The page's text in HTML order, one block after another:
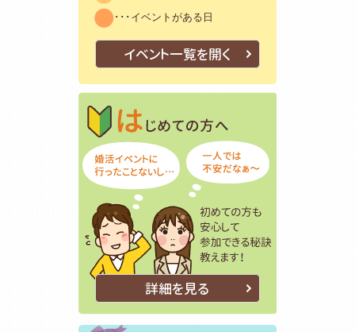
･･･イベントがある日
イベント一覧を開く
はじめての方
詳細を見る